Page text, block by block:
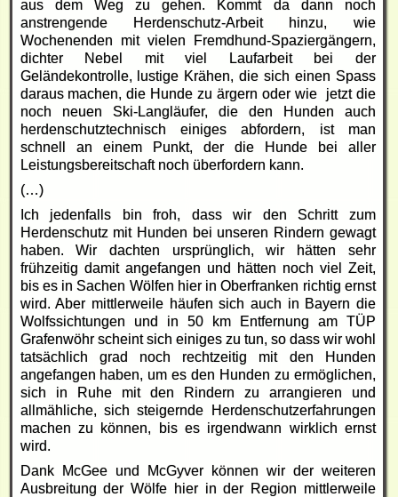
aus dem Weg zu gehen. Kommt da dann noch
anstrengende Herdenschutz-Arbeit hinzu, wie
Wochenenden mit vielen Fremdhund-Spaziergängern,
dichter Nebel mit viel Laufarbeit bei der
Geländekontrolle, lustige Krähen, die sich einen Spass
daraus machen, die Hunde zu ärgern oder wie jetzt die
noch neuen Ski-Langläufer, die den Hunden auch
herdenschutztechnisch einiges abfordern, ist man
schnell an einem Punkt, der die Hunde bei aller
Leistungsbereitschaft noch überfordern kann.
(…)
Ich jedenfalls bin froh, dass wir den Schritt zum
Herdenschutz mit Hunden bei unseren Rindern gewagt
haben. Wir dachten ursprünglich, wir hätten sehr
frühzeitig damit angefangen und hätten noch viel Zeit,
bis es in Sachen Wölfen hier in Oberfranken richtig ernst
wird. Aber mittlerweile häufen sich auch in Bayern die
Wolfssichtungen und in 50 km Entfernung am TÜP
Grafenwöhr scheint sich einiges zu tun, so dass wir wohl
tatsächlich grad noch rechtzeitig mit den Hunden
angefangen haben, um es den Hunden zu ermöglichen,
sich in Ruhe mit den Rindern zu arrangieren und
allmähliche, sich steigernde Herdenschutzerfahrungen
machen zu können, bis es irgendwann wirklich ernst
wird.
Dank McGee und McGyver können wir der weiteren
Ausbreitung der Wölfe hier in der Region mittlerweile